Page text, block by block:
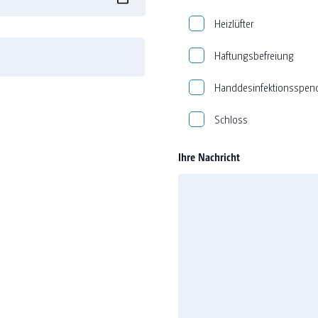
Heizlüfter
Haftungsbefreiung
Schloss
Ihre Nachricht